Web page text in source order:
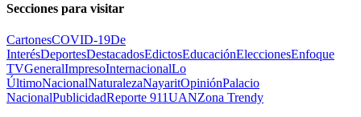
Secciones para visitar
CartonesCOVID-19De
InterésDeportesDestacadosEdictosEducaciónEleccionesEnfoque
TVGeneralImpresoInternacionalLo
ÚltimoNacionalNaturalezaNayaritOpiniónPalacio
NacionalPublicidadReporte 911UANZona Trendy